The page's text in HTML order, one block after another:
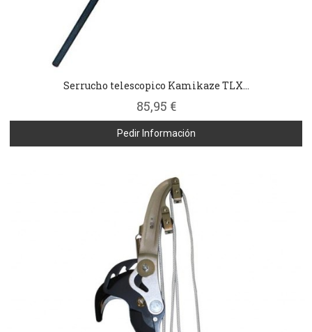
Serrucho telescopico Kamikaze TLX...
85,95 €
Pedir Información